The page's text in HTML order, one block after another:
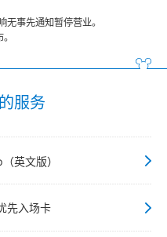
事先通知暂停营业。
服务
英文版）
先入场卡